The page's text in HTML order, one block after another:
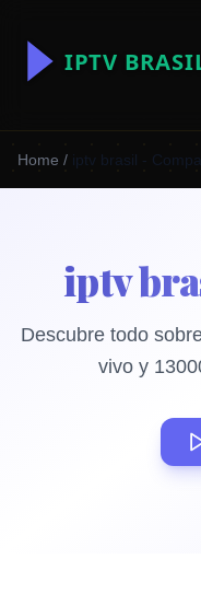
Home / iptv brasil -
iptv
Descubre todo
vivo y